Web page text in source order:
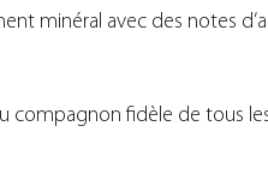
minéral avec des notes
compagnon fidèle de tous